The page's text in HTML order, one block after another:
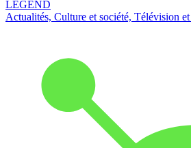
LEGEND
Actualités, Culture et société, Télévision